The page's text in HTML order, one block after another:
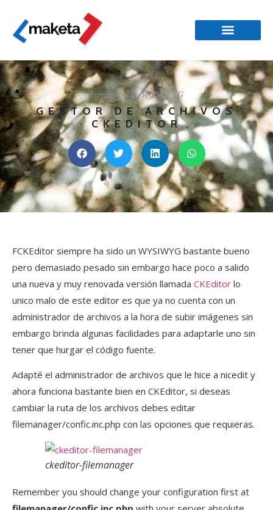
herramientas,WYSIWYG
GESTOR DE ARCHIVOS
CKEDITOR
FCKEditor siempre ha sido un WYSIWYG bastante bueno
pero demasiado pesado sin embargo hace poco a salido
una nueva y muy renovada versión llamada CKEditor lo
unico malo de este editor es que ya no cuenta con un
administrador de archivos a la hora de subir imágenes sin
embargo brinda algunas facilidades para adaptarle uno sin
tener que hurgar el código fuente.
Adapté el administrador de archivos que le hice a nicedit y
ahora funciona bastante bien en CKEditor, si deseas
cambiar la ruta de los archivos debes editar
filemanager/confic.inc.php con las opciones que requieras.
ckeditor-filemanager
Remember you should change your configuration first at